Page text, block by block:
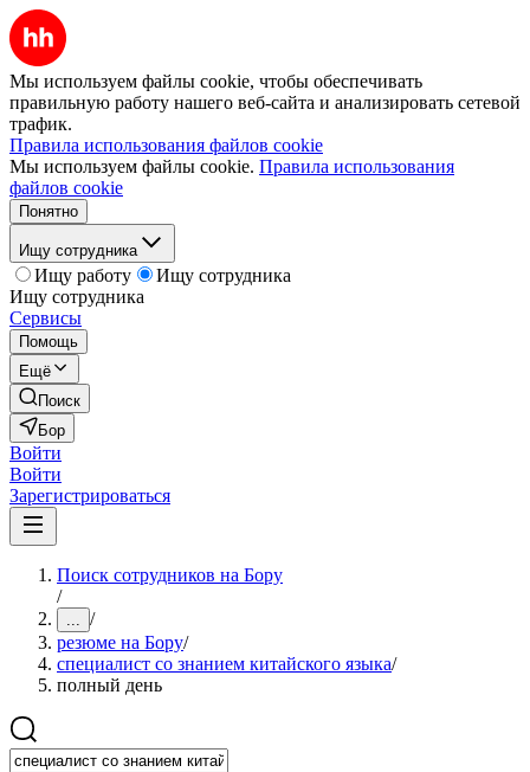
Мы используем файлы cookie, чтобы обеспечивать
правильную работу нашего веб-сайта и анализировать сетевой
трафик.
Правила использования файлов cookie
Мы используем файлы cookie. Правила использования
файлов cookie
Понятно
Ищу сотрудника
Ищу работу
Ищу сотрудника
Ищу сотрудника
Сервисы
Помощь
Ещё
Поиск
Бор
Войти
Войти
Зарегистрироваться
Поиск сотрудников на Бору
/
... /
резюме на Бору/
специалист со знанием китайского языка/
полный день